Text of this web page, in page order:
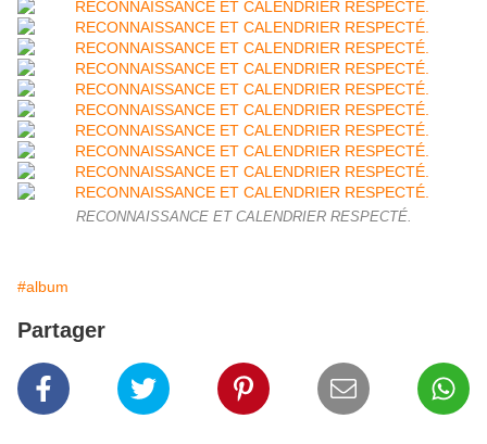
RECONNAISSANCE ET CALENDRIER RESPECTÉ.
#album
Partager